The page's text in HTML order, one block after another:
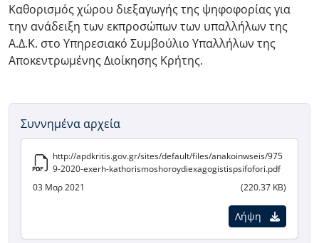
Καθορισμός χώρου διεξαγωγής της ψηφοφορίας για
την ανάδειξη των εκπροσώπων των υπαλλήλων της
Α.Δ.Κ. στο Υπηρεσιακό Συμβούλιο Υπαλλήλων της
Αποκεντρωμένης Διοίκησης Κρήτης.
Συννημένα αρχεία
http://apdkritis.gov.gr/sites/default/files/anakoinwseis/975
9-2020-exerh-kathorismoshoroydiexagogistispsifofori.pdf
03 Μαρ 2021
(220.37 KB)
Λήψη